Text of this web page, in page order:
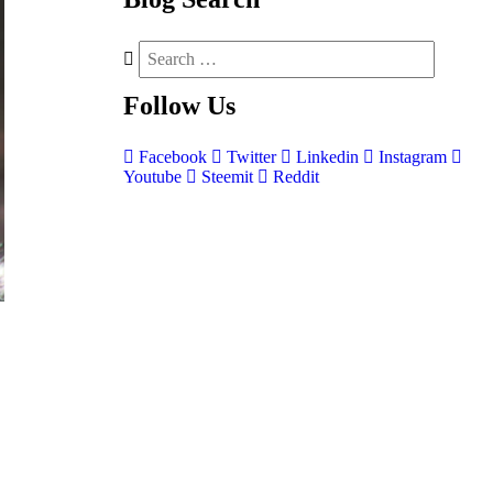
Follow Us
Facebook Twitter Linkedin
Instagram
Youtube
Steemit Reddit